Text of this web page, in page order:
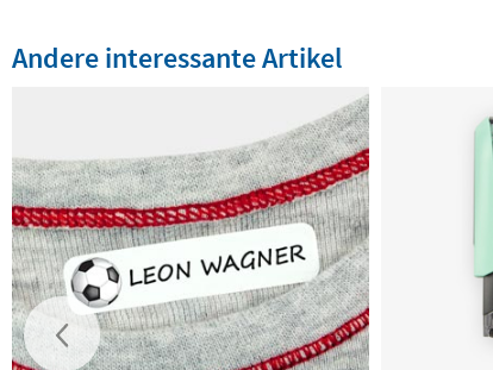
Andere interessante Artikel